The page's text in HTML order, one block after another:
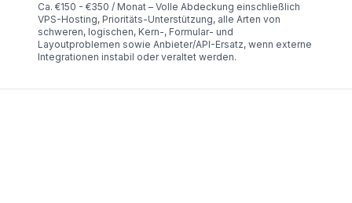
Ca. €150 - €350 / Monat – Volle Abdeckung einschließlich
VPS-Hosting, Prioritäts-Unterstützung, alle Arten von
schweren, logischen, Kern-, Formular- und
Layoutproblemen sowie Anbieter/API-Ersatz, wenn externe
Integrationen instabil oder veraltet werden.